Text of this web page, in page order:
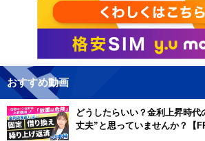
おすすめ動画
どうしたらいい？金利上昇時代
丈夫”と思っていませんか？【